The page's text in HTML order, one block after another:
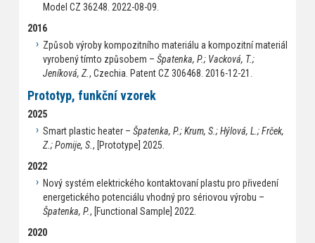
Model CZ 36248. 2022-08-09.
2016
Způsob výroby kompozitního materiálu a kompozitní materiál
vyrobený tímto způsobem – Špatenka, P.; Vacková, T.;
Jeníková, Z., Czechia. Patent CZ 306468. 2016-12-21.
Prototyp, funkční vzorek
2025
Smart plastic heater – Špatenka, P.; Krum, S.; Hýlová, L.; Frček,
Z.; Pomije, S., [Prototype] 2025.
2022
Nový systém elektrického kontaktovaní plastu pro přivedení
energetického potenciálu vhodný pro sériovou výrobu –
Špatenka, P., [Functional Sample] 2022.
2020